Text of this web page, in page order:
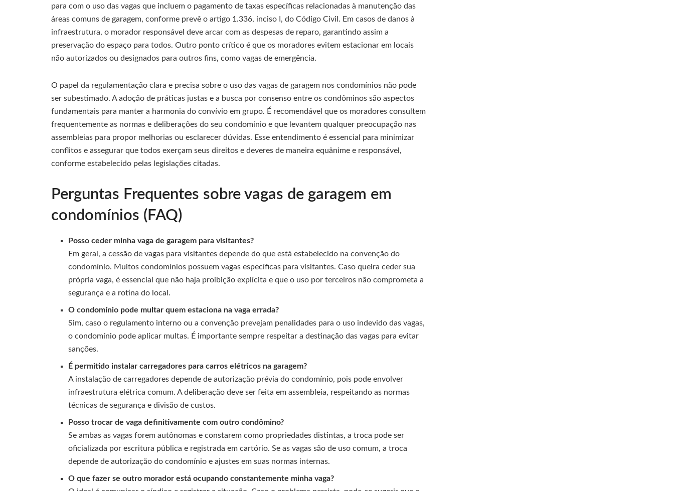
para com o uso das vagas que incluem o pagamento de taxas específicas relacionadas à manutenção das
áreas comuns de garagem, conforme prevê o artigo 1.336, inciso I, do Código Civil. Em casos de danos à
infraestrutura, o morador responsável deve arcar com as despesas de reparo, garantindo assim a
preservação do espaço para todos. Outro ponto crítico é que os moradores evitem estacionar em locais
não autorizados ou designados para outros fins, como vagas de emergência.
O papel da regulamentação clara e precisa sobre o uso das vagas de garagem nos condomínios não pode
ser subestimado. A adoção de práticas justas e a busca por consenso entre os condôminos são aspectos
fundamentais para manter a harmonia do convívio em grupo. É recomendável que os moradores consultem
frequentemente as normas e deliberações do seu condomínio e que levantem qualquer preocupação nas
assembleias para propor melhorias ou esclarecer dúvidas. Esse entendimento é essencial para minimizar
conflitos e assegurar que todos exerçam seus direitos e deveres de maneira equânime e responsável,
conforme estabelecido pelas legislações citadas.
Perguntas Frequentes sobre vagas de garagem em
condomínios (FAQ)
Posso ceder minha vaga de garagem para visitantes?
Em geral, a cessão de vagas para visitantes depende do que está estabelecido na convenção do
condomínio. Muitos condomínios possuem vagas específicas para visitantes. Caso queira ceder sua
própria vaga, é essencial que não haja proibição explícita e que o uso por terceiros não comprometa a
segurança e a rotina do local.
O condomínio pode multar quem estaciona na vaga errada?
Sim, caso o regulamento interno ou a convenção prevejam penalidades para o uso indevido das vagas,
o condomínio pode aplicar multas. É importante sempre respeitar a destinação das vagas para evitar
sanções.
É permitido instalar carregadores para carros elétricos na garagem?
A instalação de carregadores depende de autorização prévia do condomínio, pois pode envolver
infraestrutura elétrica comum. A deliberação deve ser feita em assembleia, respeitando as normas
técnicas de segurança e divisão de custos.
Posso trocar de vaga definitivamente com outro condômino?
Se ambas as vagas forem autônomas e constarem como propriedades distintas, a troca pode ser
oficializada por escritura pública e registrada em cartório. Se as vagas são de uso comum, a troca
depende de autorização do condomínio e ajustes em suas normas internas.
O que fazer se outro morador está ocupando constantemente minha vaga?